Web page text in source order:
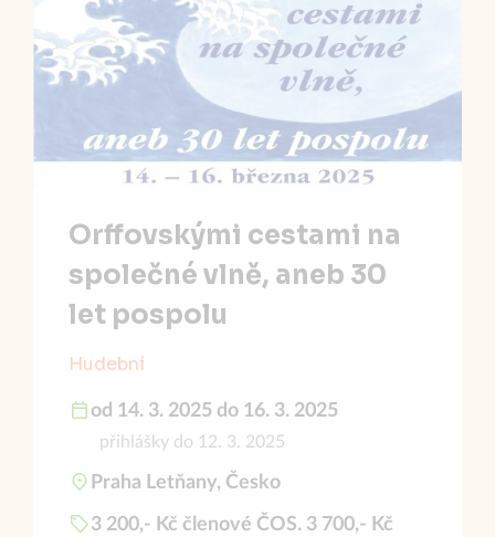
Orffovskými cestami na
společné vlně, aneb 30
let pospolu
Hudební
od 14. 3. 2025 do 16. 3. 2025
přihlášky do 12. 3. 2025
Praha Letňany, Česko
3 200,- Kč členové ČOS. 3 700,- Kč